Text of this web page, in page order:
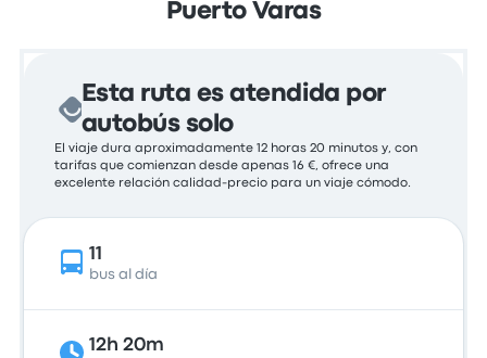
Puerto Varas
Esta ruta es atendida por
autobús solo
El viaje dura aproximadamente 12 horas 20 minutos y, con
tarifas que comienzan desde apenas 16 €, ofrece una
excelente relación calidad-precio para un viaje cómodo.
11
bus al día
12h 20m